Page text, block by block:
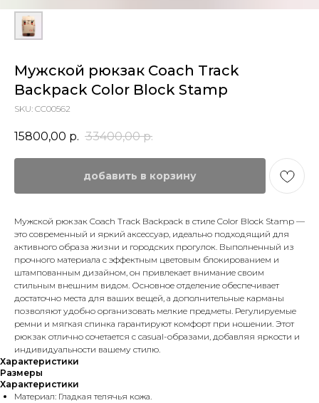
Мужской рюкзак Coach Track
Backpack Color Block Stamp
SKU: CC00562
15800,00 р. 33400,00 р.
добавить в корзину
Мужской рюкзак Coach Track Backpack в стиле Color Block Stamp —
это современный и яркий аксессуар, идеально подходящий для
активного образа жизни и городских прогулок. Выполненный из
прочного материала с эффектным цветовым блокированием и
штампованным дизайном, он привлекает внимание своим
стильным внешним видом. Основное отделение обеспечивает
достаточно места для ваших вещей, а дополнительные карманы
позволяют удобно организовать мелкие предметы. Регулируемые
ремни и мягкая спинка гарантируют комфорт при ношении. Этот
рюкзак отлично сочетается с casual-образами, добавляя яркости и
индивидуальности вашему стилю.
Характеристики
Размеры
Характеристики
Материал: Гладкая телячья кожа.